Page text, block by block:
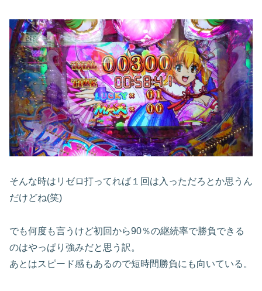
そんな時はリゼロ打ってれば１回は入っただろとか思うん
だけどね(笑)
でも何度も言うけど初回から90％の継続率で勝負できる
のはやっぱり強みだと思う訳。
あとはスピード感もあるので短時間勝負にも向いている。